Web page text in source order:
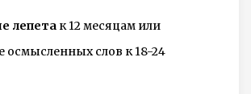
лепета к 12 месяцам или
осмысленных слов к 18-24